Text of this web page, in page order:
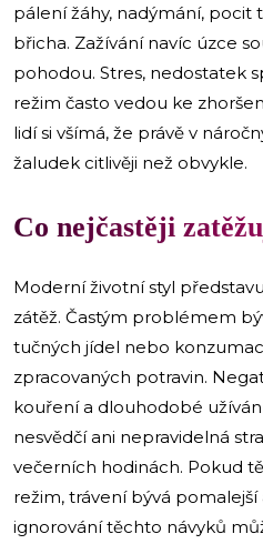
pálení žáhy, nadýmání, pocit
břicha. Zažívání navíc úzce
pohodou. Stres, nedostatek
režim často vedou ke
lidí si všímá, že právě v
žaludek citlivěji než obvykle.
​Co nejčastěji
Moderní životní styl
zátěž. Častým problémem
tučných jídel nebo
zpracovaných potravin.
kouření a dlouhodobé
nesvědčí ani nepravidelná
večerních hodinách. Pokud
režim, trávení bývá
ignorování těchto návyků